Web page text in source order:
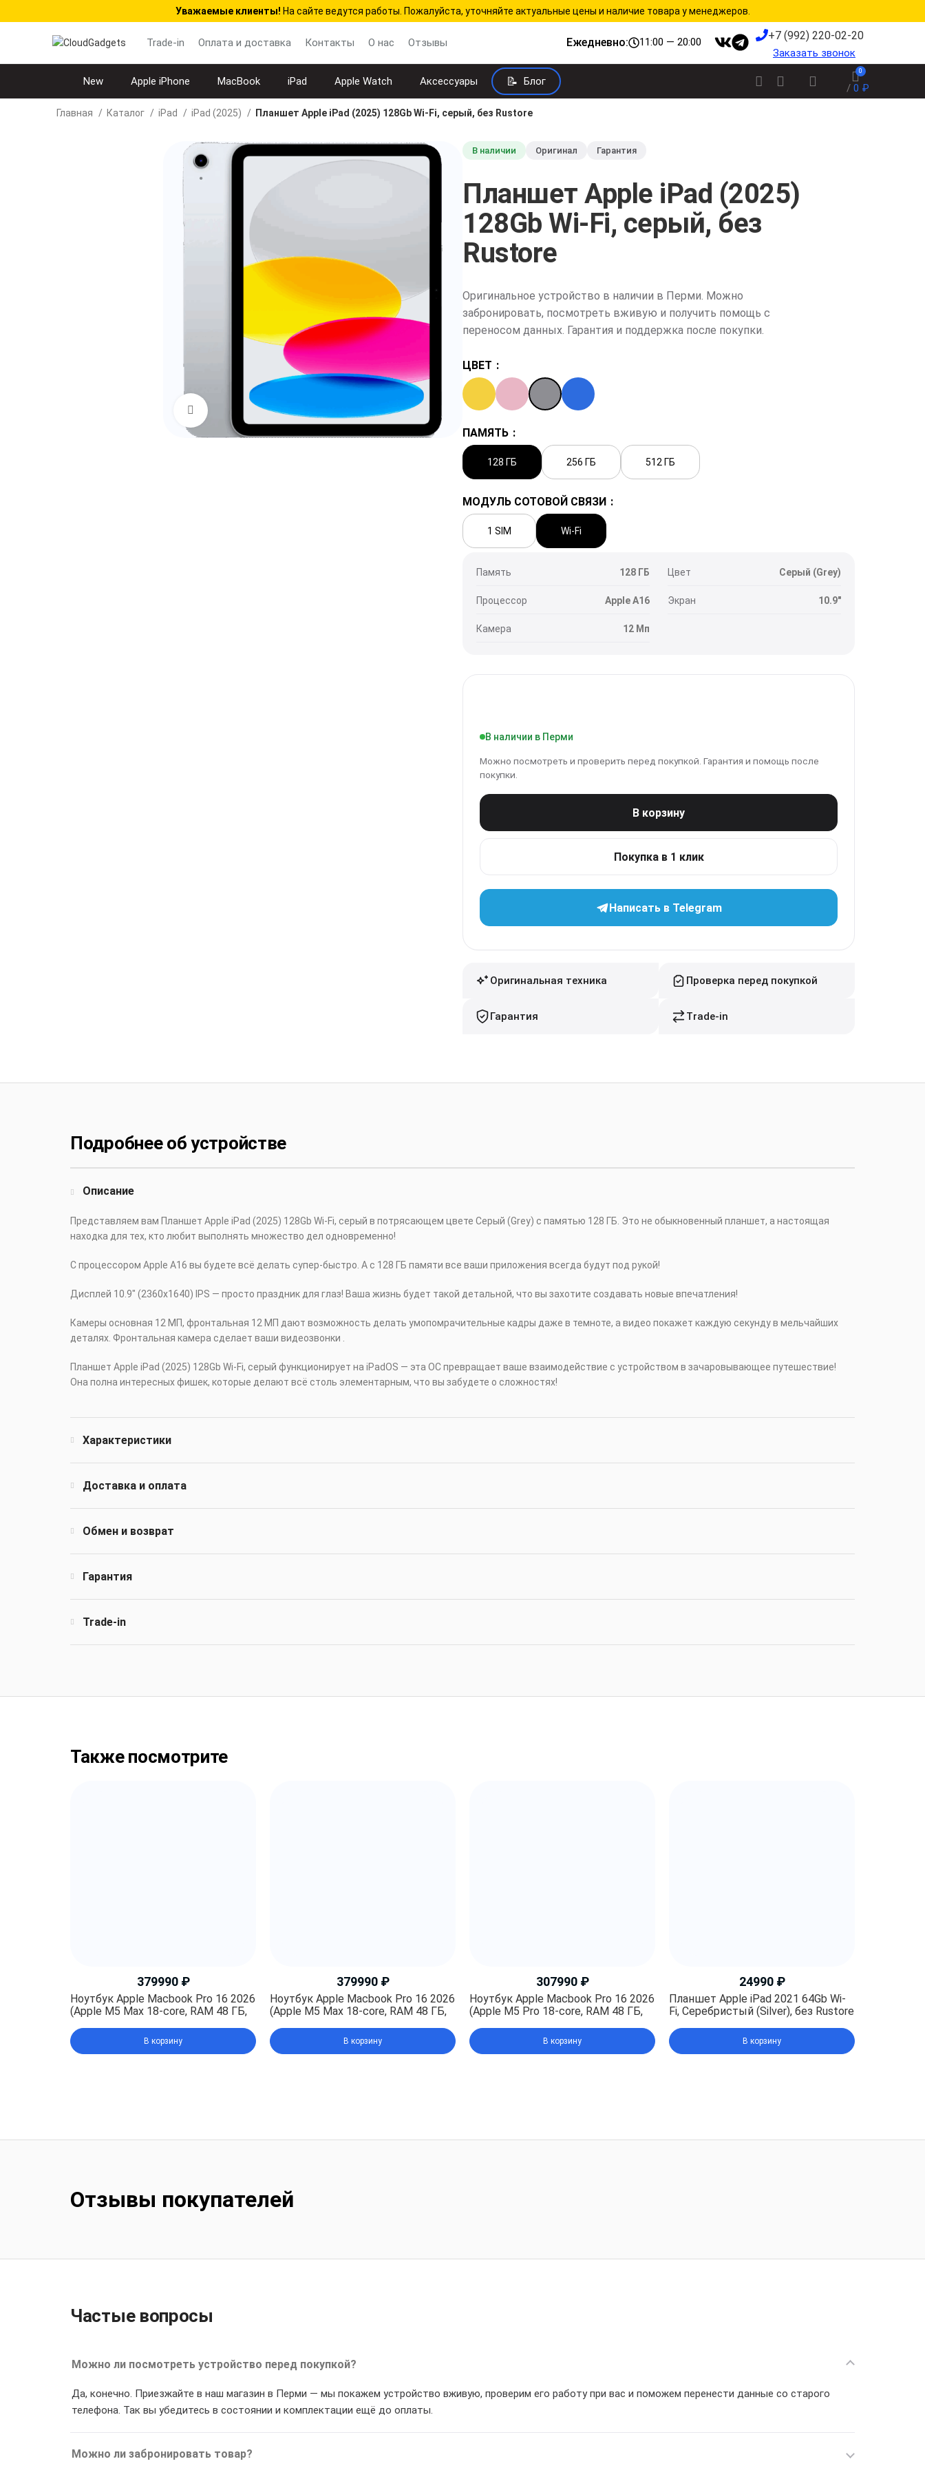
Уважаемые клиенты! На сайте ведутся работы. Пожалуйста, уточняйте актуальные цены и наличие товара у менеджеров.
Trade-in Оплата и доставка Контакты О нас Отзывы Ежедневно: 11:00 — 20:00 +7 (992) 220-02-20
Заказать звонок
New Apple iPhone MacBook iPad Apple Watch Аксессуары Блог
0
/ 0 ₽
Главная Каталог iPad iPad (2025) Планшет Apple iPad (2025) 128Gb Wi-Fi, серый, без Rustore
Нажмите, чтобы увеличить
В наличии Оригинал Гарантия
Планшет Apple iPad (2025)
128Gb Wi-Fi, серый, без
Rustore
Оригинальное устройство в наличии в Перми. Можно
забронировать, посмотреть вживую и получить помощь с
переносом данных. Гарантия и поддержка после покупки.
ЦВЕТ
ПАМЯТЬ
128 ГБ 256 ГБ 512 ГБ
МОДУЛЬ СОТОВОЙ СВЯЗИ
1 SIM Wi-Fi
Память 128 ГБ Цвет Серый (Grey)
Процессор Apple A16 Экран 10.9"
Камера 12 Мп
В наличии в Перми
Можно посмотреть и проверить перед покупкой. Гарантия и помощь после
покупки.
В корзину
Покупка в 1 клик
Написать в Telegram
Оригинальная техника Проверка перед покупкой
Гарантия Trade-in
Подробнее об устройстве
Описание
Представляем вам Планшет Apple iPad (2025) 128Gb Wi-Fi, серый в потрясающем цвете Серый (Grey) c памятью 128 ГБ. Это не обыкновенный планшет, а настоящая
находка для тех, кто любит выполнять множество дел одновременно!
С процессором Apple A16 вы будете всё делать супер‑быстро. А с 128 ГБ памяти все ваши приложения всегда будут под рукой!
Дисплей 10.9" (2360x1640) IPS — просто праздник для глаз! Ваша жизнь будет такой детальной, что вы захотите создавать новые впечатления!
Камеры основная 12 МП, фронтальная 12 МП дают возможность делать умопомрачительные кадры даже в темноте, а видео покажет каждую секунду в мельчайших
деталях. Фронтальная камера сделает ваши видеозвонки .
Планшет Apple iPad (2025) 128Gb Wi-Fi, серый функционирует на iPadOS — эта ОС превращает ваше взаимодействие с устройством в зачаровывающее путешествие!
Она полна интересных фишек, которые делают всё столь элементарным, что вы забудете о сложностях!
Характеристики
Доставка и оплата
Обмен и возврат
Гарантия
Trade-in
Также посмотрите
Ноутбук Apple Macbook Pro 16 2026
(Apple M5 Max 18-core, RAM 48 ГБ,
Silver (Серебристый)
379990 ₽
В корзину
Ноутбук Apple Macbook Pro 16 2026
(Apple M5 Max 18-core, RAM 48 ГБ,
Space Black (Черный космос)
379990 ₽
В корзину
Ноутбук Apple Macbook Pro 16 2026
(Apple M5 Pro 18-core, RAM 48 ГБ,
Space Black (Черный космос)
307990 ₽
В корзину
Планшет Apple iPad 2021 64Gb Wi-
Fi, Серебристый (Silver), без Rustore
24990 ₽
В корзину
Отзывы покупателей
Частые вопросы
Можно ли посмотреть устройство перед покупкой?
Да, конечно. Приезжайте в наш магазин в Перми — мы покажем устройство вживую, проверим его работу при вас и поможем перенести данные со старого
телефона. Так вы убедитесь в состоянии и комплектации ещё до оплаты.
Можно ли забронировать товар?